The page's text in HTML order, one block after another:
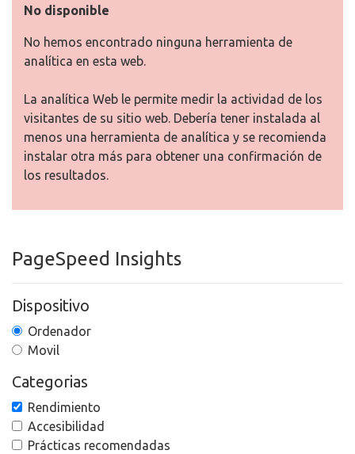
No disponible
No hemos encontrado ninguna herramienta de
analítica en esta web.
La analítica Web le permite medir la actividad de los
visitantes de su sitio web. Debería tener instalada al
menos una herramienta de analítica y se recomienda
instalar otra más para obtener una confirmación de
los resultados.
PageSpeed Insights
Dispositivo
Ordenador
Movil
Categorias
Rendimiento
Accesibilidad
Prácticas recomendadas